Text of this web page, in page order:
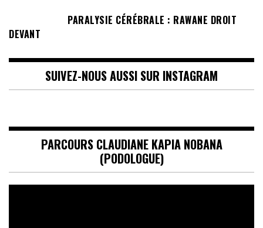
PARALYSIE CÉRÉBRALE : RAWANE DROIT
DEVANT
SUIVEZ-NOUS AUSSI SUR INSTAGRAM
PARCOURS CLAUDIANE KAPIA NOBANA
(PODOLOGUE)